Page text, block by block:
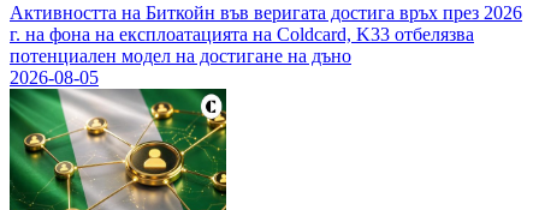
Активността на Биткойн във веригата достига връх през 2026
г. на фона на експлоатацията на Coldcard, K33 отбелязва
потенциален модел на достигане на дъно
2026-08-05